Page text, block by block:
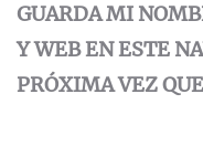
GUARDA MI
Y WEB EN ESTE
PRÓXIMA VEZ